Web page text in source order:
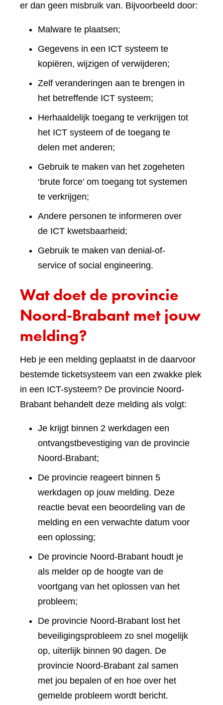
er dan geen misbruik van. Bijvoorbeeld door:
Malware te plaatsen;
Gegevens in een ICT systeem te
kopiëren, wijzigen of verwijderen;
Zelf veranderingen aan te brengen in
het betreffende ICT systeem;
Herhaaldelijk toegang te verkrijgen tot
het ICT systeem of de toegang te
delen met anderen;
Gebruik te maken van het zogeheten
‘brute force’ om toegang tot systemen
te verkrijgen;
Andere personen te informeren over
de ICT kwetsbaarheid;
Gebruik te maken van denial-of-
service of social engineering.
Wat doet de provincie
Noord-Brabant met jouw
melding?
Heb je een melding geplaatst in de daarvoor
bestemde ticketsysteem van een zwakke plek
in een ICT-systeem? De provincie Noord-
Brabant behandelt deze melding als volgt:
Je krijgt binnen 2 werkdagen een
ontvangstbevestiging van de provincie
Noord-Brabant;
De provincie reageert binnen 5
werkdagen op jouw melding. Deze
reactie bevat een beoordeling van de
melding en een verwachte datum voor
een oplossing;
De provincie Noord-Brabant houdt je
als melder op de hoogte van de
voortgang van het oplossen van het
probleem;
De provincie Noord-Brabant lost het
beveiligingsprobleem zo snel mogelijk
op, uiterlijk binnen 90 dagen. De
provincie Noord-Brabant zal samen
met jou bepalen of en hoe over het
gemelde probleem wordt bericht.